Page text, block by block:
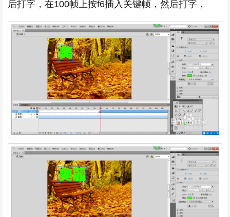
后打字，在100帧上按f6插入关键帧，然后打字，